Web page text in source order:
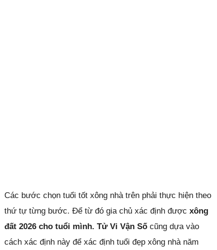
Các bước chọn tuổi tốt xông nhà trên phải thực hiện theo
thứ tự từng bước. Để từ đó gia chủ xác định được xông
đất 2026 cho tuổi mình. Tử Vi Vận Sốcũng dựa vào
cách xác định này để xác định tuổi đẹp xông nhà năm